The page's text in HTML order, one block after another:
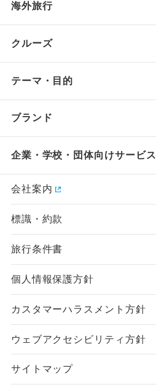
海外旅行
クルーズ
テーマ・目的
ブランド
企業・学校・団体向けサービス
会社案内
標識・約款
旅行条件書
個人情報保護方針
カスタマーハラスメント方針
ウェブアクセシビリティ方針
サイトマップ